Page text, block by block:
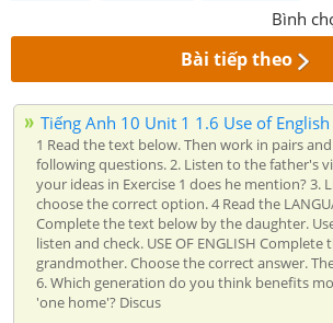
Bình
Bài tiếp theo
Tiếng Anh 10 Unit 1 1.6 Use of English
1 Read the text below. Then work in pairs
following questions. 2. Listen to the father's
your ideas in Exercise 1 does he mention? 3.
choose the correct option. 4 Read the
Complete the text below by the daughter.
listen and check. USE OF ENGLISH
grandmother. Choose the correct answer.
6. Which generation do you think benefits
'one home'? Discus